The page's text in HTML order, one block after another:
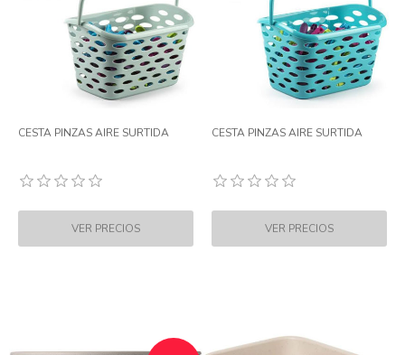
CESTA PINZAS AIRE SURTIDA CESTA PINZAS AIRE SURTIDA